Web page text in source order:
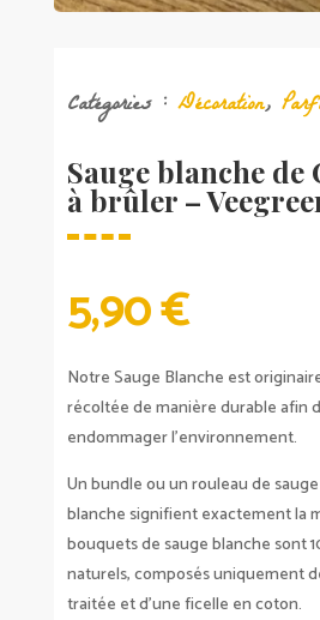
Catégories : Décoration,
Sauge blanche
à brûler –
5,90€
Notre Sauge Blanche est
récoltée de manière durable afin
endommager l’environnement.
Un bundle ou un rouleau de sauge
blanche signifient exactement la
bouquets de sauge blanche sont
naturels, composés uniquement
traitée et d’une ficelle en coton.